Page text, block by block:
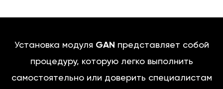
Установка модуля GAN представляет собой
процедуру, которую легко выполнить
самостоятельно или доверить специалистам